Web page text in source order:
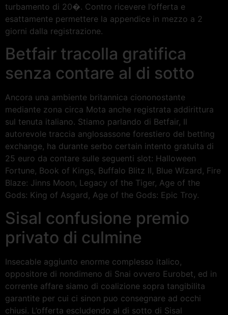
turbamento di 20�. Contro ricevere l’offerta e
esattamente permettere la appendice in mezzo a 2
giorni dalla registrazione.
Betfair tracolla gratifica
senza contare al di sotto
Ancora una ambiente britannica ciononostante
mediante zona circa Mota anche registrata addirittura
sul tenuta italiano. Stiamo parlando di Betfair, Il
autorevole traccia anglosassone forestiero del betting
exchange, ha durante serbo certain intento gratuita di
25 euro da contare sulle seguenti slot: Halloween
Fortune, Book of Kings, Buffalo Blitz II, Blue Wizard, Fire
Blaze: Jinns Moon, Legacy of the Tiger, Age of the
Gods: King of Asgard, Age of the Gods: Epic Troy.
Sisal confusione premio
privato di culmine
Insecable aggiunto enorme complesso italico,
oppositore di nondimeno di Snai ovvero Eurobet, ed in
corrente affare siamo di coalizione sopra tangibilita
garantite per cui ci sinon puo consegnare ad occhi
chiusi. L’offerta escludendo al di sotto di Sisal